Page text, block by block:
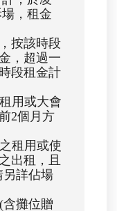
，租金
按該時段
，超過一
段租金計
用或大會
2個月方
租用或使
出租，且
詳佔場
攤位贈